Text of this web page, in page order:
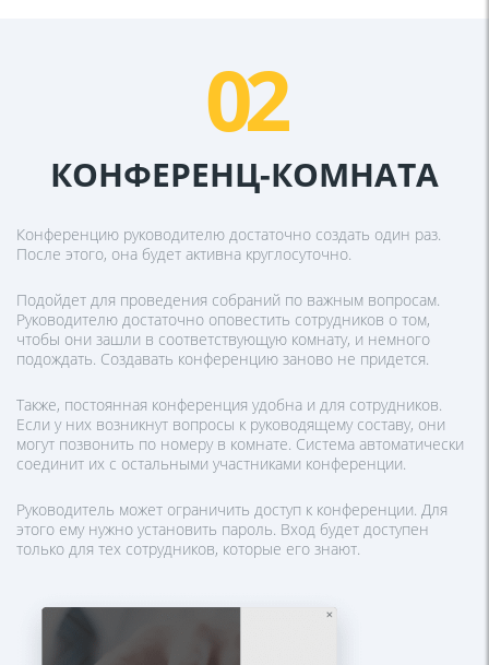
02
КОНФЕРЕНЦ-КОМНАТА
Конференцию руководителю достаточно создать один раз.
После этого, она будет активна круглосуточно.
Подойдет для проведения собраний по важным вопросам.
Руководителю достаточно оповестить сотрудников о том,
чтобы они зашли в соответствующую комнату, и немного
подождать. Создавать конференцию заново не придется.
Также, постоянная конференция удобна и для сотрудников.
Если у них возникнут вопросы к руководящему составу, они
могут позвонить по номеру в комнате. Система автоматически
соединит их с остальными участниками конференции.
Руководитель может ограничить доступ к конференции. Для
этого ему нужно установить пароль. Вход будет доступен
только для тех сотрудников, которые его знают.